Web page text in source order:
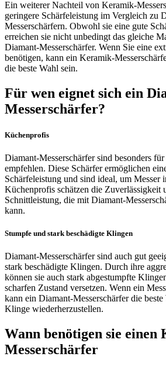
Ein weiterer Nachteil von Keramik-
geringere Schärfeleistung im Vergleich zu
Messerschärfern. Obwohl sie eine gute
erreichen sie nicht unbedingt das gleiche
Diamant-Messerschärfer. Wenn Sie eine
benötigen, kann ein Keramik-
die beste Wahl sein.
Für wen eignet sich ein
Messerschärfer?
Küchenprofis
Diamant-Messerschärfer sind besonders
empfehlen. Diese Schärfer ermöglichen
Schärfeleistung und sind ideal, um Messer
Küchenprofis schätzen die Zuverlässigkeit
Schnittleistung, die mit Diamant-
kann.
Stumpfe und stark beschädigte Klingen
Diamant-Messerschärfer sind auch gut
stark beschädigte Klingen. Durch ihre
können sie auch stark abgestumpfte
scharfen Zustand versetzen. Wenn ein
kann ein Diamant-Messerschärfer die
Klinge wiederherzustellen.
Wann benötigen sie einen
Messerschärfer